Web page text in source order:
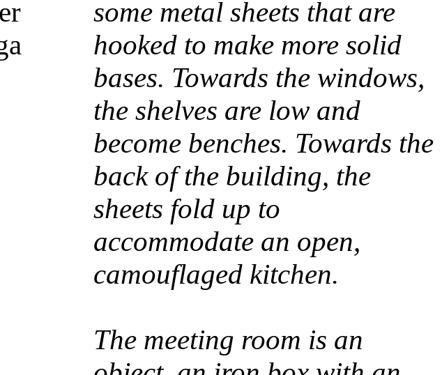
some metal sheets that are
hooked to make more solid
bases. Towards the windows,
the shelves are low and
become benches. Towards the
back of the building, the
sheets fold up to
accommodate an open,
camouflaged kitchen.
The meeting room is an